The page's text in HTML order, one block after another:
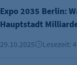
Expo 2035 Berlin:
Hauptstadt
29.10.2025 Lesezeit: